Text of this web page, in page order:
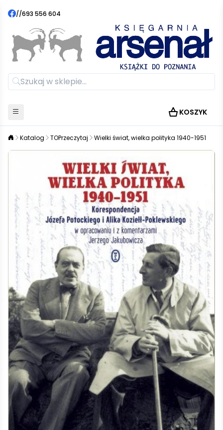
//693 556 604
KOSZYK
Katalog TOPrzeczytaj Wielki świat, wielka polityka 1940-1951